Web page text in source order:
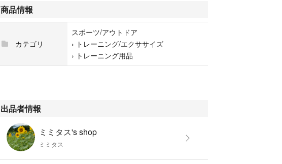
商品情報
カテゴリ
スポーツ/アウトドア
› トレーニング/エクササイズ
› トレーニング用品
出品者情報
ミミタス's shop
ミミタス